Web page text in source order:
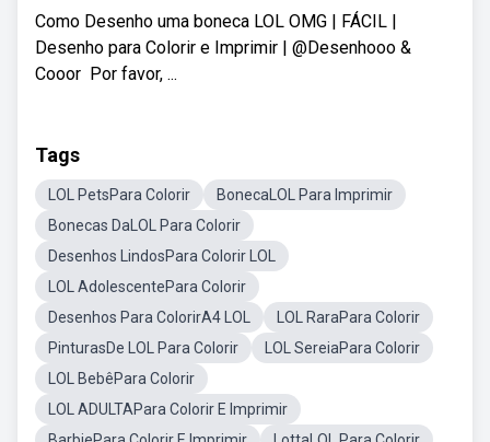
Como Desenho uma boneca LOL OMG | FÁCIL |
Desenho para Colorir e Imprimir | @Desenhooo &
Cooor ​ Por favor, ...
Tags
LOL PetsPara Colorir
BonecaLOL Para Imprimir
Bonecas DaLOL Para Colorir
Desenhos LindosPara Colorir LOL
LOL AdolescentePara Colorir
Desenhos Para ColorirA4 LOL
LOL RaraPara Colorir
PinturasDe LOL Para Colorir
LOL SereiaPara Colorir
LOL BebêPara Colorir
LOL ADULTAPara Colorir E Imprimir